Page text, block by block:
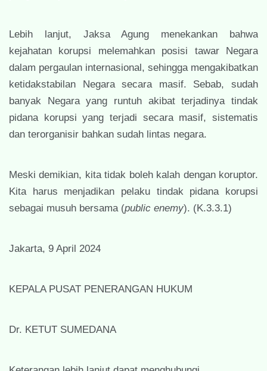
Lebih lanjut, Jaksa Agung menekankan bahwa
kejahatan korupsi melemahkan posisi tawar Negara
dalam pergaulan internasional, sehingga mengakibatkan
ketidakstabilan Negara secara masif. Sebab, sudah
banyak Negara yang runtuh akibat terjadinya tindak
pidana korupsi yang terjadi secara masif, sistematis
dan terorganisir bahkan sudah lintas negara.
Meski demikian, kita tidak boleh kalah dengan koruptor.
Kita harus menjadikan pelaku tindak pidana korupsi
sebagai musuh bersama (public enemy). (K.3.3.1)
Jakarta, 9 April 2024
KEPALA PUSAT PENERANGAN HUKUM
Dr. KETUT SUMEDANA